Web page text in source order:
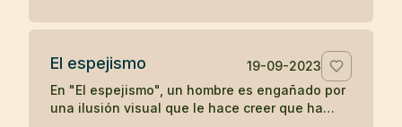
apagada revelan ironías sobre la disciplina y el
El espejismo
19-09-2023
En "El espejismo", un hombre es engañado por
una ilusión visual que le hace creer que ha